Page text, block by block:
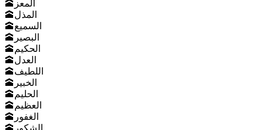
🕋المعز
🕋المذل
🕋السميع
🕋البصير
🕋الحكيم
🕋العدل
🕋اللطيف
🕋الخبير
🕋الحليم
🕋العظيم
🕋الغفور